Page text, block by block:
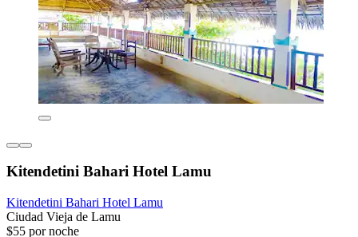
Kitendetini Bahari Hotel Lamu
Kitendetini Bahari Hotel Lamu
Ciudad Vieja de Lamu
$55 por noche